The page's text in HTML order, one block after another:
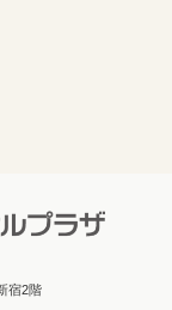
宿2階